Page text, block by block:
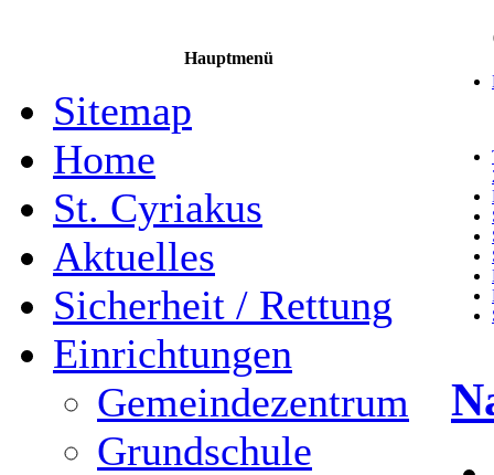
Hauptmenü
Sitemap
Home
St. Cyriakus
Aktuelles
Sicherheit / Rettung
Einrichtungen
Gemeindezentrum
Grundschule